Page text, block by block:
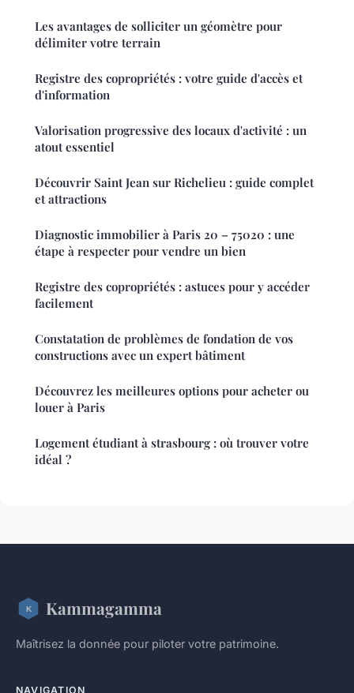
Les avantages de solliciter un géomètre pour
délimiter votre terrain
Registre des copropriétés : votre guide d'accès et
d'information
Valorisation progressive des locaux d'activité : un
atout essentiel
Découvrir Saint Jean sur Richelieu : guide complet
et attractions
Diagnostic immobilier à Paris 20 – 75020 : une
étape à respecter pour vendre un bien
Registre des copropriétés : astuces pour y accéder
facilement
Constatation de problèmes de fondation de vos
constructions avec un expert bâtiment
Découvrez les meilleures options pour acheter ou
louer à Paris
Logement étudiant à strasbourg : où trouver votre
idéal ?
Kammagamma
Maîtrisez la donnée pour piloter votre patrimoine.
NAVIGATION